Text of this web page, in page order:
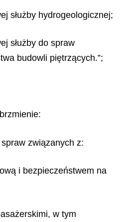
służby hydrogeologicznej;
służby do spraw
budowli piętrzących.”;
związanych z:
i bezpieczeństwem na
w tym